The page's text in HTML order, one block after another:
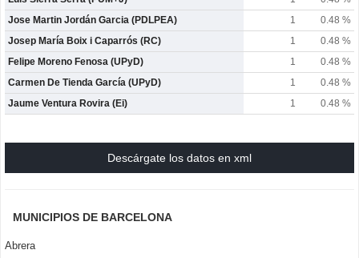
Jose Martin Jordán Garcia (PDLPEA)
1
0.48 %
Josep María Boix i Caparrós (RC)
1
0.48 %
Felipe Moreno Fenosa (UPyD)
1
0.48 %
Carmen De Tienda García (UPyD)
1
0.48 %
Jaume Ventura Rovira (Ei)
1 0.48 %
Descárgate los datos en xml
MUNICIPIOS DE BARCELONA
Abrera